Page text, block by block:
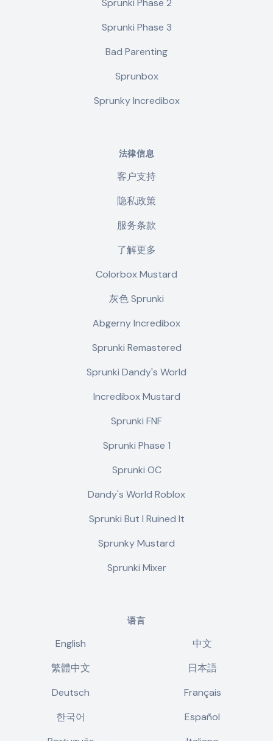
Sprunki Phase 2
Sprunki Phase 3
Bad Parenting
Sprunbox
Sprunky Incredibox
法律信息
客户支持
隐私政策
服务条款
了解更多
Colorbox Mustard
灰色 Sprunki
Abgerny Incredibox
Sprunki Remastered
Sprunki Dandy's World
Incredibox Mustard
Sprunki FNF
Sprunki Phase 1
Sprunki OC
Dandy's World Roblox
Sprunki But I Ruined It
Sprunky Mustard
Sprunki Mixer
语言
English
中文
繁體中文
日本語
Deutsch
Français
한국어
Español